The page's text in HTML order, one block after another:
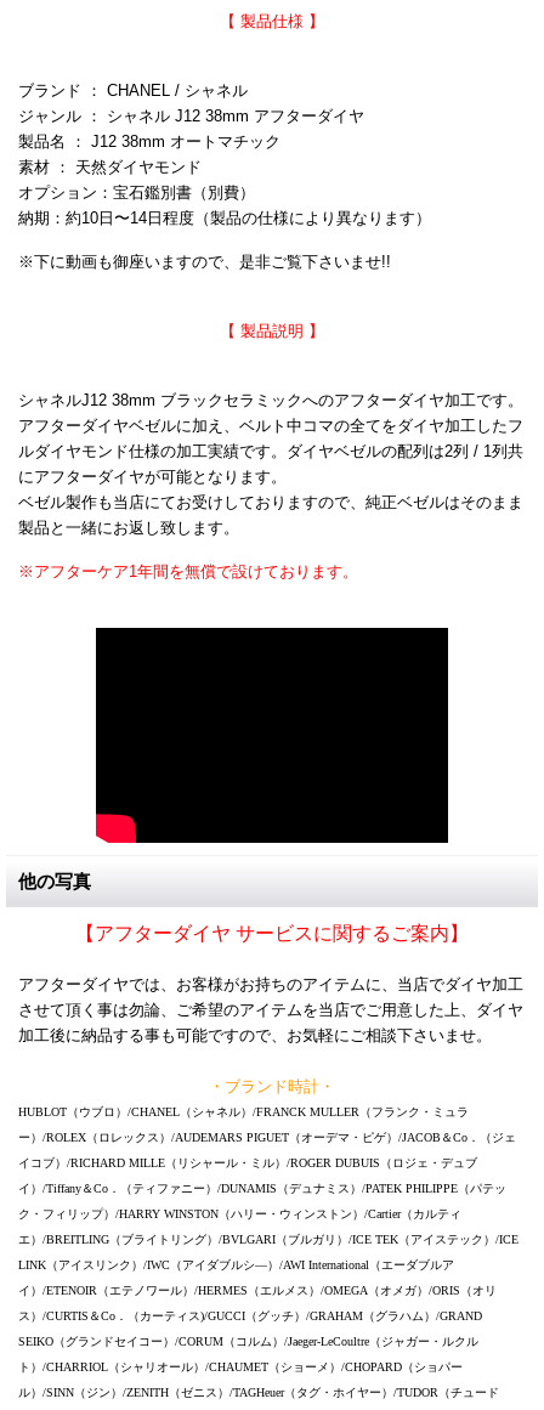
【 製品仕様 】
ブランド ： CHANEL / シャネル
ジャンル ： シャネル J12 38mm アフターダイヤ
製品名 ： J12 38mm オートマチック
素材 ： 天然ダイヤモンド
オプション：宝石鑑別書（別費）
納期：約10日〜14日程度（製品の仕様により異なります）
※下に動画も御座いますので、是非ご覧下さいませ!!
【 製品説明 】
シャネルJ12 38mm ブラックセラミックへのアフターダイヤ加工です。
アフターダイヤベゼルに加え、ベルト中コマの全てをダイヤ加工したフ
ルダイヤモンド仕様の加工実績です。ダイヤベゼルの配列は2列 / 1列共
にアフターダイヤが可能となります。
ベゼル製作も当店にてお受けしておりますので、純正ベゼルはそのまま
製品と一緒にお返し致します。
※アフターケア1年間を無償で設けております。
他の写真
【アフターダイヤ サービスに関するご案内】
アフターダイヤでは、お客様がお持ちのアイテムに、当店でダイヤ加工
させて頂く事は勿論、ご希望のアイテムを当店でご用意した上、ダイヤ
加工後に納品する事も可能ですので、お気軽にご相談下さいませ。
・ブランド時計・
HUBLOT（ウブロ）/CHANEL（シャネル）/FRANCK MULLER（フランク・ミュラ
ー）/ROLEX（ロレックス）/AUDEMARS PIGUET（オーデマ・ピゲ）/JACOB＆Co．（ジェ
イコブ）/RICHARD MILLE（リシャール・ミル）/ROGER DUBUIS（ロジェ・デュブ
イ）/Tiffany＆Co．（ティファニー）/DUNAMIS（デュナミス）/PATEK PHILIPPE（パテッ
ク・フィリップ）/HARRY WINSTON（ハリー・ウィンストン）/Cartier（カルティ
エ）/BREITLING（ブライトリング）/BVLGARI（ブルガリ）/ICE TEK（アイステック）/ICE
LINK（アイスリンク）/IWC（アイダブルシ―）/AWI International（エーダブルア
イ）/ETENOIR（エテノワール）/HERMES（エルメス）/OMEGA（オメガ）/ORIS（オリ
ス）/CURTIS＆Co．（カーティス)/GUCCI（グッチ）/GRAHAM（グラハム）/GRAND
SEIKO（グランドセイコー）/CORUM（コルム）/Jaeger-LeCoultre（ジャガー・ルクル
ト）/CHARRIOL（シャリオール）/CHAUMET（ショーメ）/CHOPARD（ショパー
ル）/SINN（ジン）/ZENITH（ゼニス）/TAGHeuer（タグ・ホイヤー）/TUDOR（チュード